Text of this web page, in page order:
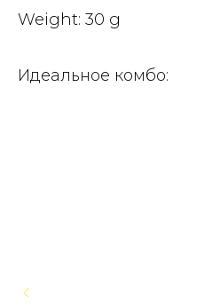
Weight: 30 g
Идеальное комбо: